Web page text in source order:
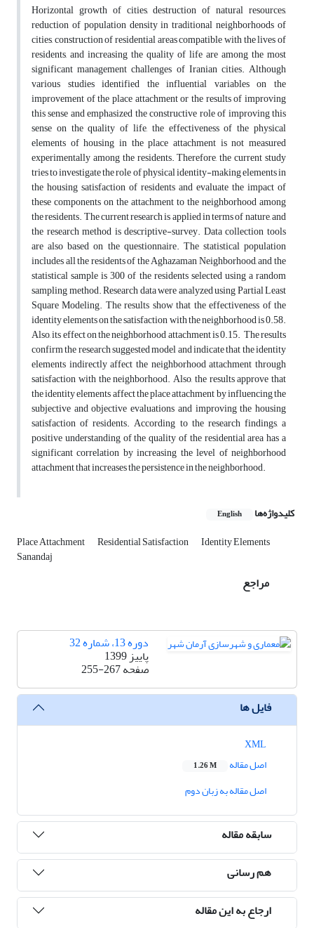
Horizontal growth of cities, destruction of natural resources,
reduction of population density in traditional neighborhoods of
cities, construction of residential areas compatible with the lives of
residents, and increasing the quality of life are among the most
significant management challenges of Iranian cities. Although
various studies identified the influential variables on the
improvement of the place attachment or the results of improving
this sense and emphasized the constructive role of improving this
sense on the quality of life, the effectiveness of the physical
elements of housing in the place attachment is not measured
experimentally among the residents. Therefore, the current study
tries to investigate the role of physical identity-making elements in
the housing satisfaction of residents and evaluate the impact of
these components on the attachment to the neighborhood among
the residents. The current research is applied in terms of nature, and
the research method is descriptive-survey. Data collection tools
are also based on the questionnaire. The statistical population
includes all the residents of the Aghazaman Neighborhood, and the
statistical sample is 300 of the residents selected using a random
sampling method. Research data were analyzed using Partial Least
Square Modeling. The results show that the effectiveness of the
identity elements on the satisfaction with the neighborhood is 0.58.
Also, its effect on the neighborhood attachment is 0.15. The results
confirm the research suggested model and indicate that the identity
elements indirectly affect the neighborhood attachment through
satisfaction with the neighborhood. Also, the results approve that
the identity elements affect the place attachment by influencing the
subjective and objective evaluations and improving the housing
satisfaction of residents. According to the research findings, a
positive understanding of the quality of the residential area has a
significant correlation by increasing the level of neighborhood
attachment that increases the persistence in the neighborhood.
کلیدواژه‌ها English
Place Attachment Residential Satisfaction Identity Elements
Sanandaj
مراجع
دوره 13، شماره 32
پاییز 1399
صفحه255-267
فایل ها
اصل مقاله
1.26 M
اصل مقاله به زبان دوم
سابقه مقاله
هم رسانی
ارجاع به این مقاله